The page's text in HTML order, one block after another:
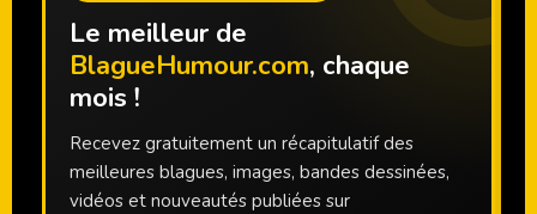
Le meilleur de
BlagueHumour.com, chaque
mois !
Recevez gratuitement un récapitulatif des
meilleures blagues, images, bandes dessinées,
vidéos et nouveautés publiées sur